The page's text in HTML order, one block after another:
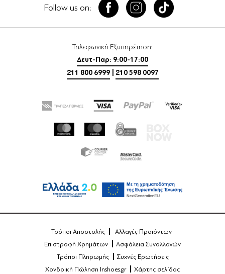
Follow us on:
Τηλεφωνική Εξυπηρέτηση:
Δευτ-Παρ: 9:00-17:00
211 800 6999
210 598 0097
Τρόποι Αποστολής
Αλλαγές Προϊόντων
Επιστροφή Χρημάτων
Ασφάλεια Συναλλαγών
Τρόποι Πληρωμής
Συχνές Ερωτήσεις
Χονδρική Πώληση Inshoes.gr
Χάρτης σελίδας